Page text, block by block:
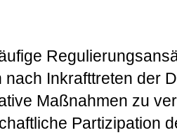
Inkrafttreten der
Maßnahmen zu
Partizipation